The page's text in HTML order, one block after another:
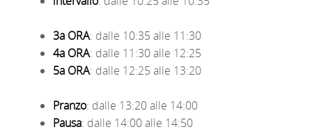
3a ORA: dalle 10:35 alle 11:30
4a ORA: dalle 11:30 alle 12:25
5a ORA: dalle 12:25 alle 13:20
Pranzo: dalle 13:20 alle 14:00
Pausa: dalle 14:00 alle 14:50